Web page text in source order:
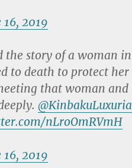
16, 2019
the story of a woman in
to death to protect her
that woman and
@KinbakuLuxuria
nLroOmRVmH
16, 2019